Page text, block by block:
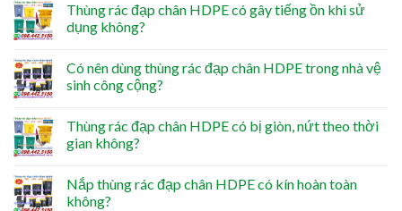
Thùng rác đạp chân HDPE có gây tiếng ồn khi sử
dụng không?
Có nên dùng thùng rác đạp chân HDPE trong nhà vệ
sinh công cộng?
Thùng rác đạp chân HDPE có bị giòn, nứt theo thời
gian không?
Nắp thùng rác đạp chân HDPE có kín hoàn toàn
không?